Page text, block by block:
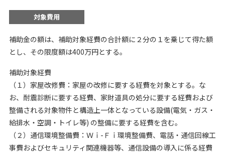
対象費用
補助金の額は、補助対象経費の合計額に２分の１を乗じて得た額
とし、その限度額は400万円とする。
補助対象経費
（１）家屋改修費：家屋の改修に要する経費を対象とする。な
お、耐震診断に要する経費、家財道具の処分に要する経費および
整備される対象物件と構造上一体となっている設備(電気・ガス・
給排水・空調・トイレ等) の整備に要する経費を含む。
（２）通信環境整備費：Ｗｉ-Ｆｉ環境整備費、電話・通信回線工
事費およびセキュリティ関連機器等、通信設備の導入に係る経費